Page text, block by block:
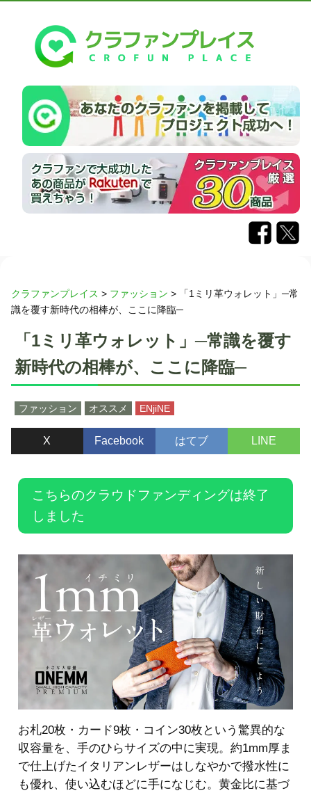
クラファンプレイス > ファッション >
「1ミリ革ウォレット」─常
識を覆す新時代の相棒が、ここに降臨─
「1ミリ革ウォレット」─常識を覆す
新時代の相棒が、ここに降臨─
ファッション オススメ ENjiNE
X Facebook はてブ LINE
こちらのクラウドファンディングは終了
しました
お札20枚・カード9枚・コイン30枚という驚異的な
収容量を、手のひらサイズの中に実現。約1mm厚ま
で仕上げたイタリアンレザーはしなやかで撥水性に
も優れ、使い込むほどに手になじむ。黄金比に基づ